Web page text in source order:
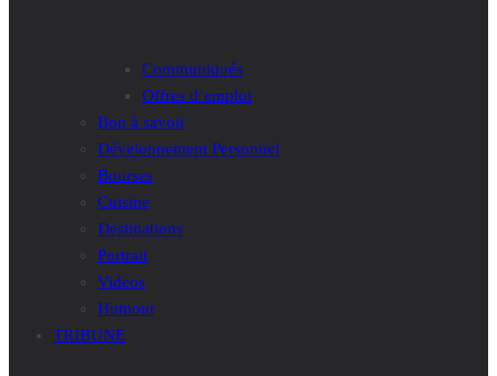
Communiqués
Offres d’emploi
Bon à savoir
Développement Personnel
Bourses
Cuisine
Destinations
Portrait
Videos
Humour
TRIBUNE